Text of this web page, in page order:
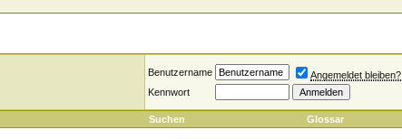
Benutzername
Angemeldet bleiben?
Kennwort
Suchen Glossar